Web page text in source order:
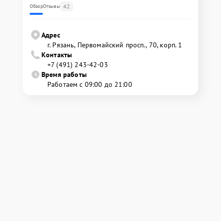
ОбзорОтзывы 42
Адрес
г. Рязань, Первомайский просп., 70, корп. 1
Контакты
+7 (491) 243-42-03
Время работы
Работаем с 09:00 до 21:00